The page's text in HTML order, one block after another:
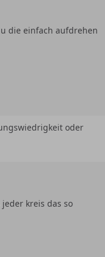
die einfach aufdrehen
oder
kreis das so